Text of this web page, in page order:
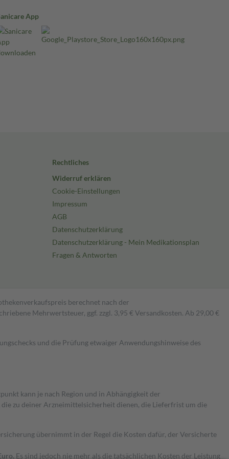
App
Rechtliches
Widerruf erklären
Cookie-Einstellungen
Impressum
AGB
Datenschutzerklärung
Datenschutzerklärung - Mein Medikationsplan
Fragen & Antworten
berechnet nach der
Mehrwertsteuer, ggf. zzgl. 3,95 € Versandkosten. Ab 29,00 €
und die Prüfung etwaiger Anwendungshinweise des
kann je nach Region und in Abhängigkeit der
zu deiner Arzneimittelsicherheit dienen, die Lieferfrist um die
übernimmt in der Regel die Kosten dafür, der Versicherte
Es sind jedoch nie mehr als die tatsächlichen Kosten der Leistung